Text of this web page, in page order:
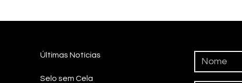
palestra sobre
não fica em Vegas
Últimas Notícias
Selo sem Cela